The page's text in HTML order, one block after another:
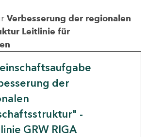
Verbesserung der regionalen
Leitlinie für
der
-
GRW RIGA